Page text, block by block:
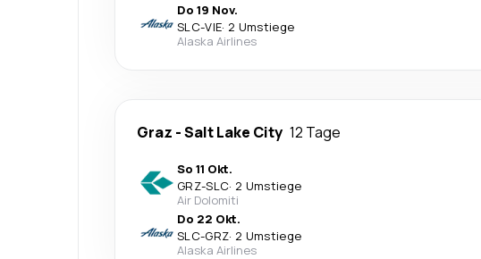
Do 19 Nov.
SLC-VIE· 2 Umstiege
Alaska Airlines
Graz -Salt Lake City 12 Tage
So 11 Okt.
GRZ-SLC· 2 Umstiege
Air Dolomiti
Do 22 Okt.
SLC-GRZ· 2 Umstiege
Alaska Airlines